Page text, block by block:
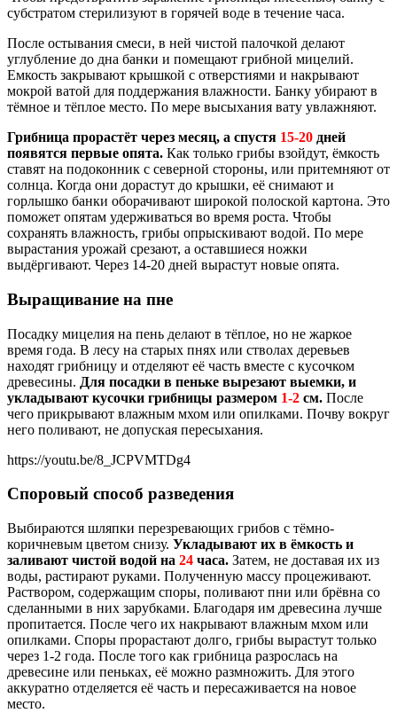
субстратом стерилизуют в горячей воде в течение часа.
После остывания смеси, в ней чистой палочкой делают
углубление до дна банки и помещают грибной мицелий.
Емкость закрывают крышкой с отверстиями и накрывают
мокрой ватой для поддержания влажности. Банку убирают в
тёмное и тёплое место. По мере высыхания вату увлажняют.
Грибница прорастёт через месяц, а спустя 15-20 дней
появятся первые опята. Как только грибы взойдут, ёмкость
ставят на подоконник с северной стороны, или притемняют от
солнца. Когда они дорастут до крышки, её снимают и
горлышко банки оборачивают широкой полоской картона. Это
поможет опятам удерживаться во время роста. Чтобы
сохранять влажность, грибы опрыскивают водой. По мере
вырастания урожай срезают, а оставшиеся ножки
выдёргивают. Через 14-20 дней вырастут новые опята.
Выращивание на пне
Посадку мицелия на пень делают в тёплое, но не жаркое
время года. В лесу на старых пнях или стволах деревьев
находят грибницу и отделяют её часть вместе с кусочком
древесины. Для посадки в пеньке вырезают выемки, и
укладывают кусочки грибницы размером 1-2 см. После
чего прикрывают влажным мхом или опилками. Почву вокруг
него поливают, не допуская пересыхания.
https://youtu.be/8_JCPVMTDg4
Споровый способ разведения
Выбираются шляпки перезревающих грибов с тёмно-
коричневым цветом снизу. Укладывают их в ёмкость и
заливают чистой водой на 24 часа. Затем, не доставая их из
воды, растирают руками. Полученную массу процеживают.
Раствором, содержащим споры, поливают пни или брёвна со
сделанными в них зарубками. Благодаря им древесина лучше
пропитается. После чего их накрывают влажным мхом или
опилками. Споры прорастают долго, грибы вырастут только
через 1-2 года. После того как грибница разрослась на
древесине или пеньках, её можно размножить. Для этого
аккуратно отделяется её часть и пересаживается на новое
место.